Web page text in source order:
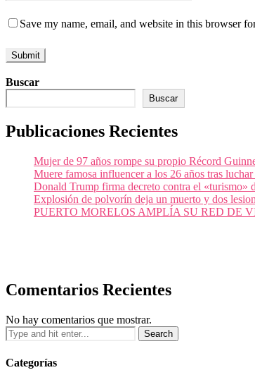
Save my name, email, and website in this browser
Buscar
Buscar
Publicaciones Recientes
Mujer de 97 años rompe su propio Récord
Muere famosa influencer a los 26 años tras
Donald Trump firma decreto contra el «turismo»
Explosión de polvorín deja un muerto y dos
PUERTO MORELOS AMPLÍA SU RED DE
Comentarios Recientes
No hay comentarios que mostrar.
Categorías